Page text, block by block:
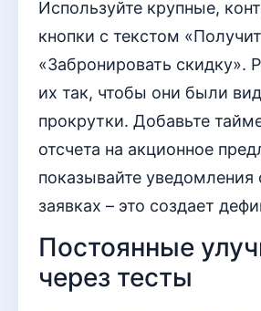
Используйте крупные,
кнопки с текстом
«Забронировать скидку».
их так, чтобы они были
прокрутки. Добавьте
отсчета на акционное
показывайте уведомления
заявках – это создает
Постоянные
через тесты